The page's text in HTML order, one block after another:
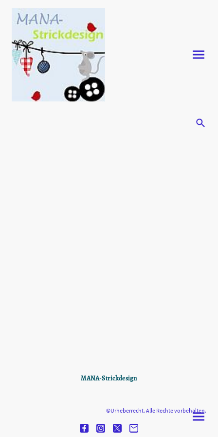
MANA-Strickdesign
©Urheberrecht. Alle Rechte vorbehalten.